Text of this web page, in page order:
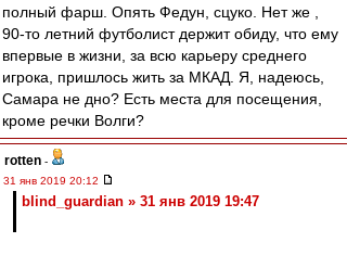
полный фарш. Опять Федун, сцуко. Нет же ,
90-то летний футболист держит обиду, что ему
впервые в жизни, за всю карьеру среднего
игрока, пришлось жить за МКАД. Я, надеюсь,
Самара не дно? Есть места для посещения,
кроме речки Волги?
rotten -
31 янв 2019 20:12
blind_guardian » 31 янв 2019 19:47